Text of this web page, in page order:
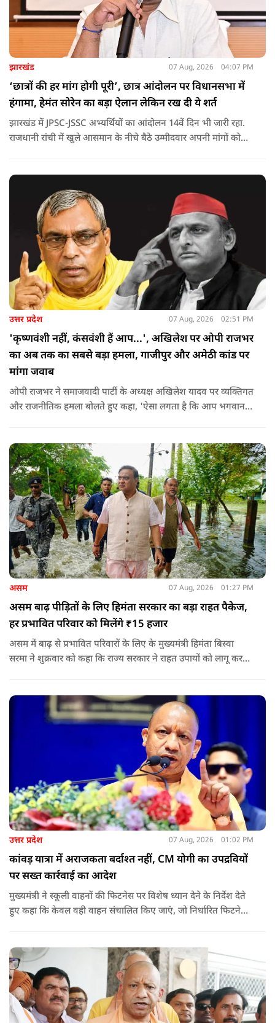
झारखंड 07 Aug, 2026 04:07 PM
‘छात्रों की हर मांग होगी पूरी’, छात्र आंदोलन पर विधानसभा में
हंगामा, हेमंत सोरेन का बड़ा ऐलान लेकिन रख दी ये शर्त
झारखंड में JPSC-JSSC अभ्यर्थियों का आंदोलन 14वें दिन भी जारी रहा.
राजधानी रांची में खुले आसमान के नीचे बैठे उम्मीदवार अपनी मांगों को
उत्तर प्रदेश 07 Aug, 2026 02:51 PM
'कृष्णवंशी नहीं, कंसवंशी हैं आप...', अखिलेश पर ओपी राजभर
का अब तक का सबसे बड़ा हमला, गाजीपुर और अमेठी कांड पर
मांगा जवाब
ओपी राजभर ने समाजवादी पार्टी के अध्यक्ष अखिलेश यादव पर व्यक्तिगत
और राजनीतिक हमला बोलते हुए कहा, 'ऐसा लगता है कि आप भगवान
असम 07 Aug, 2026 01:27 PM
असम बाढ़ पीड़ितों के लिए हिमंता सरकार का बड़ा राहत पैकेज,
हर प्रभावित परिवार को मिलेंगे ₹15 हजार
असम में बाढ़ से प्रभावित परिवारों के लिए के मुख्यमंत्री हिमंता बिस्वा
सरमा ने शुक्रवार को कहा कि राज्य सरकार ने राहत उपायों को लागू करना
उत्तर प्रदेश 07 Aug, 2026 01:02 PM
कांवड़ यात्रा में अराजकता बर्दाश्त नहीं, CM योगी का उपद्रवियों
पर सख्त कार्रवाई का आदेश
मुख्यमंत्री ने स्कूली वाहनों की फिटनेस पर विशेष ध्यान देने के निर्देश देते
हुए कहा कि केवल वही वाहन संचालित किए जाएं, जो निर्धारित फिटनेस
ताकि विद्यार्थियों और आम नागरिकों की सुरक्षा सुनिश्चित की जा सके.